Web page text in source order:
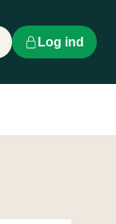
Log ind